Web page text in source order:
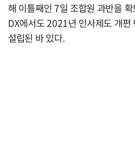
해 이틀째인 7일 조합원 과반을
DX에서도 2021년 인사제도 개편
설립된 바 있다.